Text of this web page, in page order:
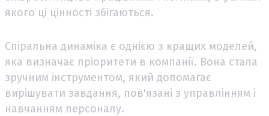
якого ці цінності збігаються.
Спіральна динаміка є однією з кращих моделей,
яка визначає пріоритети в компанії. Вона стала
зручним інструментом, який допомагає
вирішувати завдання, пов'язані з управлінням і
навчанням персоналу.